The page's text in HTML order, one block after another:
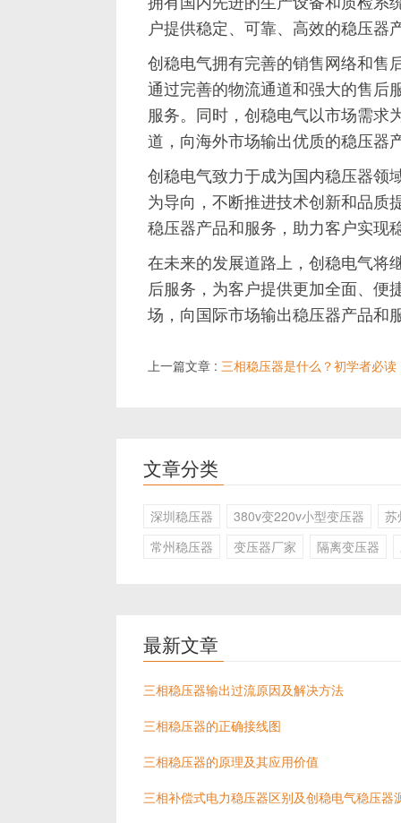
户提供稳定、可靠、高效的稳压器
创稳电气拥有完善的销售网络和售
通过完善的物流通道和强大的售后
服务。同时，创稳电气以市场需求
道，向海外市场输出优质的稳压器
创稳电气致力于成为国内稳压器领
为导向，不断推进技术创新和品质
稳压器产品和服务，助力客户实现
在未来的发展道路上，创稳电气将
后服务，为客户提供更加全面、便
场，向国际市场输出稳压器产品和
上一篇文章 : 三相稳压器是什么？初学者必读
文章分类
深圳稳压器 380v变220v小型变压器
苏
常州稳压器
变压器厂家 隔离变压器
最新文章
三相稳压器输出过流原因及解决方法
三相稳压器的正确接线图
三相稳压器的原理及其应用价值
三相补偿式电力稳压器区别及创稳电气稳压器